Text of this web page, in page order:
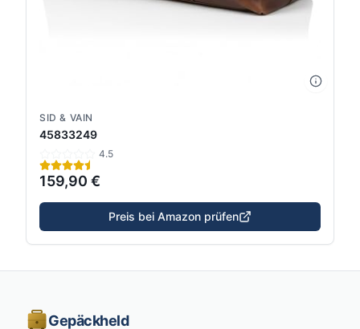
SID & VAIN
45833249
4.5
159,90 €
Preis bei Amazon prüfen
Gepäckheld